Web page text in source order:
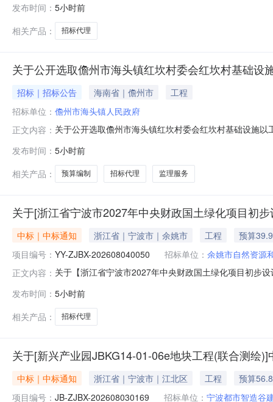
市中介服务网上交易平台进行公开竞价，现将有关内容
要求：15天4.报价方式：下浮率5.中介
发布时间： 5小时前
相关产品：
招标代理
关于公开选取儋州市海头镇红坎村委会红坎村基础
招标｜招标公告 海南省｜儋州市
工程
招标单位： 儋州市海头镇人民政府
正文内容： 关于公开选取儋州市海头镇红坎村委会红坎村基础设施
务范围内容：（一）选取预算编制（含招标控制价及工
述范围中的1个事项投标。五、资质要求：（一）选
发布时间： 5小时前
相关产品：
预算编制 招标代理 监理服务
关于[浙江省宁波市2027年中央财政国土绿化项目初
中标｜中标通知 浙江省｜宁波市｜余姚市 工程
预算
项目编号： YY-ZJBX-202608040050 招标单位： 余姚市自然资源
正文内容： 关于【浙江省宁波市2027年中央财政国土绿化项目初步
39.95万元采购项目名称：浙江省宁波市2027年中央财
发布时间： 5小时前
相关产品：
招标代理
关于[新兴产业园JBKG14-01-06e地块工程(联合测绘)]
中标｜中标通知 浙江省｜宁波市｜江北区 工程
预算
项目编号： JB-ZJBX-202608030169 招标单位： 宁波都市智造谷